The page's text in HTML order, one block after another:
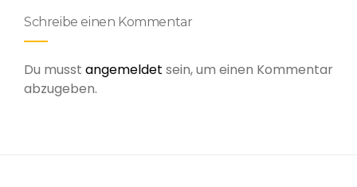
Schreibe einen Kommentar
Du musst angemeldet sein, um einen Kommentar
abzugeben.